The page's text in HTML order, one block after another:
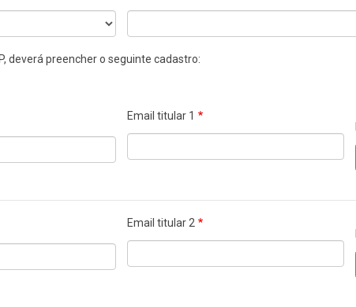
deverá preencher o seguinte cadastro:
Email titular 1
Email titular 2